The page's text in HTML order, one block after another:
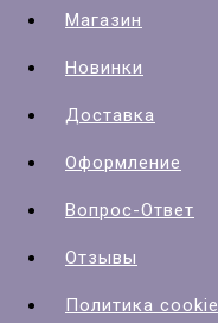
Магазин
Новинки
Доставка
Оформление
Вопрос-Ответ
Отзывы
Политика cookie